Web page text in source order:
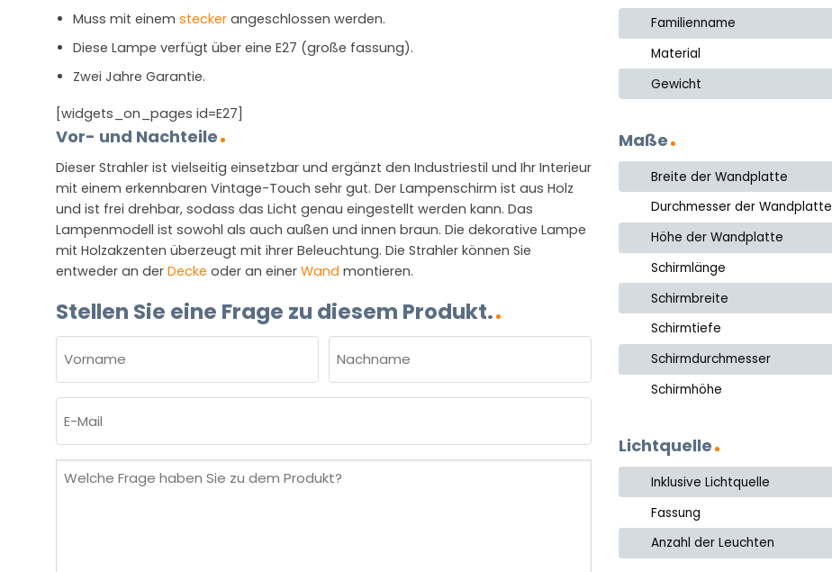
Muss mit einem steckerangeschlossen werden.
Diese Lampe verfügt über eine E27 (große fassung).
Zwei Jahre Garantie.
[widgets_on_pages id=E27]
Vor- und Nachteile
Dieser Strahler ist vielseitig einsetzbar und ergänzt den Industriestil und Ihr Interieur
mit einem erkennbaren Vintage-Touch sehr gut. Der Lampenschirm ist aus Holz
und ist frei drehbar, sodass das Licht genau eingestellt werden kann. Das
Lampenmodell ist sowohl als auch außen und innen braun. Die dekorative Lampe
mit Holzakzenten überzeugt mit ihrer Beleuchtung. Die Strahler können Sie
entweder an der Decke oder an einer Wand montieren.
Stellen Sie eine Frage zu diesem Produkt.
(ERFORDERLICH)
Vorname Nachname
Mail
Welche
Familienname
Material
Gewicht
Maße
Breite der Wandplatte
Durchmesser der Wandplatte
Höhe der Wandplatte
Schirmlänge
Schirmbreite
Schirmtiefe
Schirmdurchmesser
Schirmhöhe
Lichtquelle
Inklusive Lichtquelle
Fassung
Anzahl der Leuchten